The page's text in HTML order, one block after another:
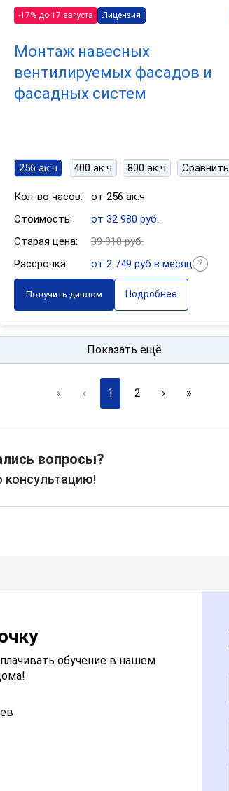
-17% до 17 августа Лицензия
Монтаж навесных
вентилируемых фасадов и
фасадных систем
256 ак.ч 400 ак.ч 800 ак.ч Сравнить
Кол-во часов:
от 256 ак.ч
Стоимость:
от 32 980 руб.
Старая цена:
39 910 руб.
Рассрочка:
от 2 749 руб в месяц
Получить диплом Подробнее
Показать ещё
« ‹ 1 2 › »
вопросы?
консультацию!
обучение в нашем